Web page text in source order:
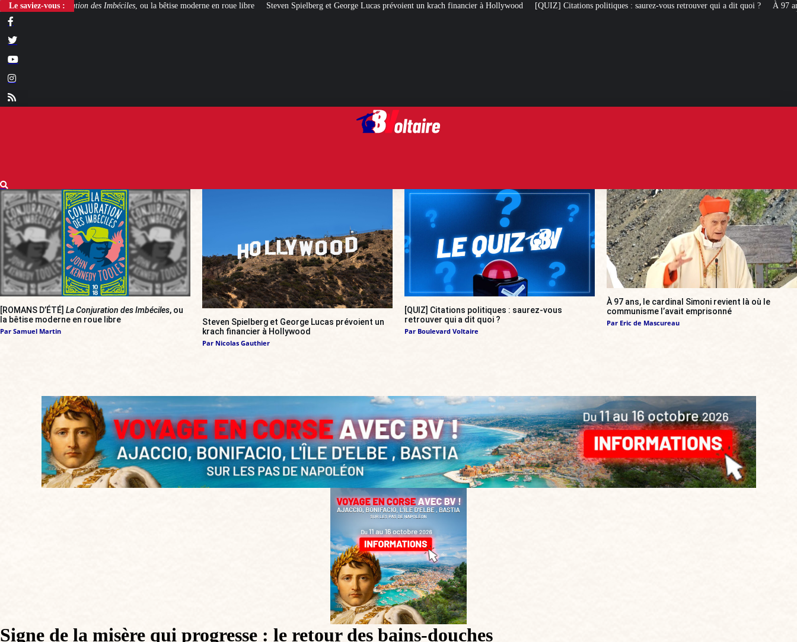
Le saviez-vous :
Imbéciles, ou la bêtise moderne en roue libre Steven Spielberg et George Lucas prévoient un krach financier à Hollywood [QUIZ] Citations politiques : saurez-vous retrouver qui a dit quoi ? À 97 ans, le cardinal Simoni
[ROMANS D’ÉTÉ] La Conjuration des Imbéciles, ou
la bêtise moderne en roue libre
Par Samuel Martin
Steven Spielberg et George Lucas prévoient un
krach financier à Hollywood
Par Nicolas Gauthier
[QUIZ] Citations politiques : saurez-vous
retrouver qui a dit quoi ?
Par Boulevard Voltaire
À 97 ans, le cardinal Simoni revient là où le
communisme l’avait emprisonné
Par Eric de Mascureau
Signe de la misère qui progresse : le retour des bains-douches